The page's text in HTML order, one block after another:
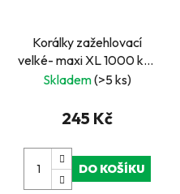
Korálky zažehlovací
velké- maxi XL 1000 ks -
zelené
Skladem(>5 ks)
245 Kč
DO KOŠÍKU